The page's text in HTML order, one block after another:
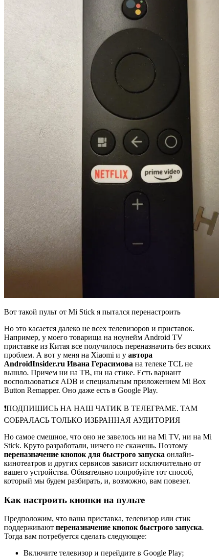
Вот такой пульт от Mi Stick я пытался перенастроить
Но это касается далеко не всех телевизоров и приставок.
Например, у моего товарища на ноунейм Android TV
приставке из Китая все получилось переназначить без всяких
проблем. А вот у меня на Xiaomi и у автора
AndroidInsider.ru Ивана Герасимова на телеке TCL не
вышло. Причем ни на ТВ, ни на стике. Есть вариант
воспользоваться ADB и специальным приложением Mi Box
Button Remapper. Оно даже есть в Google Play.
❗️ПОДПИШИСЬ НА НАШ ЧАТИК В ТЕЛЕГРАМЕ. ТАМ
СОБРАЛАСЬ ТОЛЬКО ИЗБРАННАЯ АУДИТОРИЯ
Но самое смешное, что оно не завелось ни на Mi TV, ни на Mi
Stick. Круто разработали, ничего не скажешь. Поэтому
переназначение кнопок для быстрого запуска онлайн-
кинотеатров и других сервисов зависит исключительно от
вашего устройства. Обязательно попробуйте тот способ,
который мы будем разбирать, и, возможно, вам повезет.
Как настроить кнопки на пульте
Предположим, что ваша приставка, телевизор или стик
поддерживают переназначение кнопок быстрого запуска.
Тогда вам потребуется сделать следующее:
Включите телевизор и перейдите в Google Play;